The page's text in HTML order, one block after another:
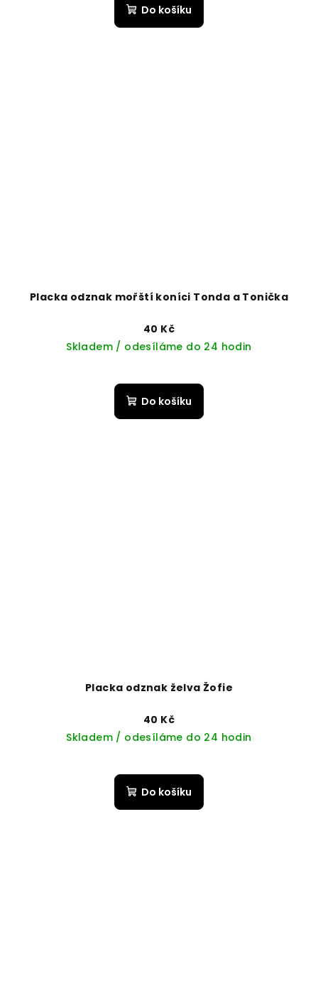
Do košíku
Placka odznak mořští koníci Tonda a Tonička
40 Kč
Skladem / odesíláme do 24 hodin
Do košíku
Placka odznak želva Žofie
40 Kč
Skladem / odesíláme do 24 hodin
Do košíku